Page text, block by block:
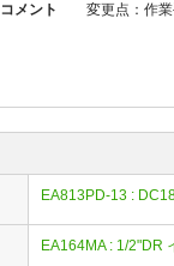
コメント
変更点：作
EA813PD-13 :
EA164MA : 1/2"DR